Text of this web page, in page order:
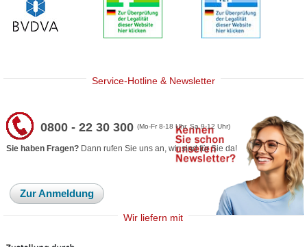
Service-Hotline & Newsletter
0800 - 22 30 300(Mo-Fr 8-18 Uhr, Sa 9-12 Uhr)
Sie haben Fragen? Dann rufen Sie uns an, wir sind für Sie da!
Zur Anmeldung
Wir liefern mit